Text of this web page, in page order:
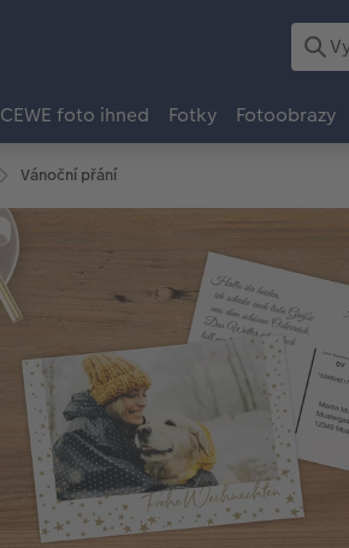
CEWE foto ihned Fotky Fotoobrazy
Vánoční přání